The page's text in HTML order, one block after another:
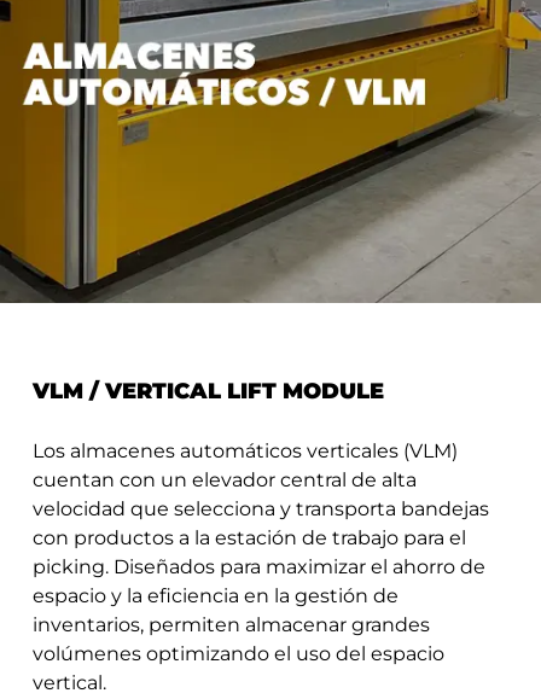
VLM / VERTICAL LIFT MODULE
Los almacenes automáticos verticales (VLM)
cuentan con un elevador central de alta
velocidad que selecciona y transporta bandejas
con productos a la estación de trabajo para el
picking. Diseñados para maximizar el ahorro de
espacio y la eficiencia en la gestión de
inventarios, permiten almacenar grandes
volúmenes optimizando el uso del espacio
vertical.